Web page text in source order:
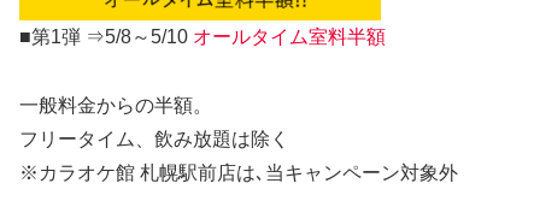
■第1弾 ⇒5/8～5/10 オールタイム室料半額
一般料金からの半額。
フリータイム、飲み放題は除く
※カラオケ館 札幌駅前店は､当キャンペーン対象外